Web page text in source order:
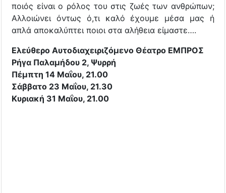
ποιός είναι ο ρόλος του στις ζωές των ανθρώπων;
Αλλοιώνει όντως ό,τι καλό έχουμε μέσα μας ή
απλά αποκαλύπτει ποιοι στα αλήθεια είμαστε….
Ελεύθερο Αυτοδιαχειριζόμενο Θέατρο ΕΜΠΡΟΣ
Ρήγα Παλαμήδου 2, Ψυρρή
Πέμπτη 14 Μαΐου, 21.00
Σάββατο 23 Μαΐου, 21.30
Κυριακή 31 Μαΐου, 21.00